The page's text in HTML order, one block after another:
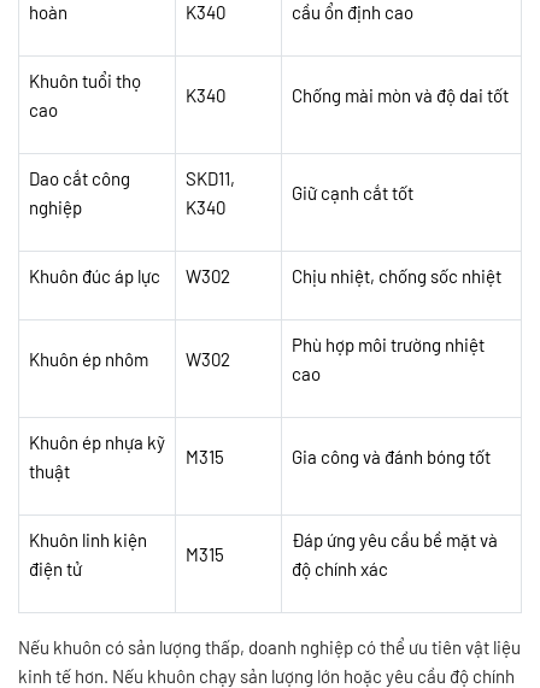
hoàn
K340
cầu ổn định cao
Khuôn tuổi thọ
cao
K340 Chống mài mòn và độ dai tốt
Dao cắt công
nghiệp
SKD11,
K340
Giữ cạnh cắt tốt
Khuôn đúc áp lực W302 Chịu nhiệt, chống sốc nhiệt
Khuôn ép nhôm W302
Phù hợp môi trường nhiệt
cao
Khuôn ép nhựa kỹ
thuật
M315 Gia công và đánh bóng tốt
Khuôn linh kiện
điện tử
M315
Đáp ứng yêu cầu bề mặt và
độ chính xác
Nếu khuôn có sản lượng thấp, doanh nghiệp có thể ưu tiên vật liệu
kinh tế hơn. Nếu khuôn chạy sản lượng lớn hoặc yêu cầu độ chính